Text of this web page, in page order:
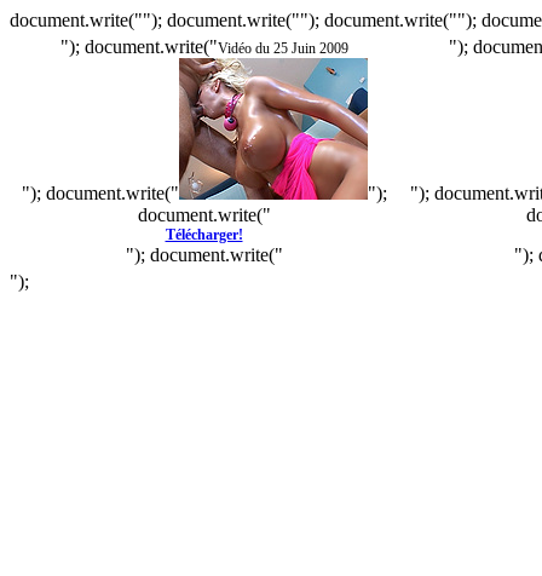
document.write(""); document.write(""); document.write("");
"); document.write("Vidéo du 25 Juin 2009
"); document.write("
");
document.write("
Télécharger!
"); document.write("
");
");
");
");